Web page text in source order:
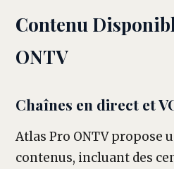
Contenu
ONTV
Chaînes en direct et
Atlas Pro ONTV propose
contenus, incluant des